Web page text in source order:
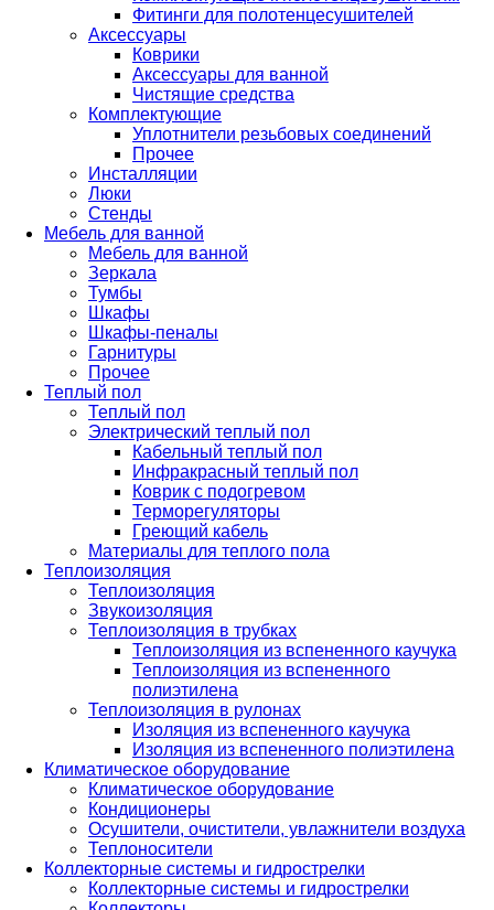
Фитинги для полотенцесушителей
Аксессуары
Коврики
Аксессуары для ванной
Чистящие средства
Комплектующие
Уплотнители резьбовых соединений
Прочее
Инсталляции
Люки
Стенды
Мебель для ванной
Мебель для ванной
Зеркала
Тумбы
Шкафы
Шкафы-пеналы
Гарнитуры
Прочее
Теплый пол
Теплый пол
Электрический теплый пол
Кабельный теплый пол
Инфракрасный теплый пол
Коврик с подогревом
Терморегуляторы
Греющий кабель
Материалы для теплого пола
Теплоизоляция
Теплоизоляция
Звукоизоляция
Теплоизоляция в трубках
Теплоизоляция из вспененного каучука
Теплоизоляция из вспененного
полиэтилена
Теплоизоляция в рулонах
Изоляция из вспененного каучука
Изоляция из вспененного полиэтилена
Климатическое оборудование
Климатическое оборудование
Кондиционеры
Осушители, очистители, увлажнители воздуха
Теплоносители
Коллекторные системы и гидрострелки
Коллекторные системы и гидрострелки